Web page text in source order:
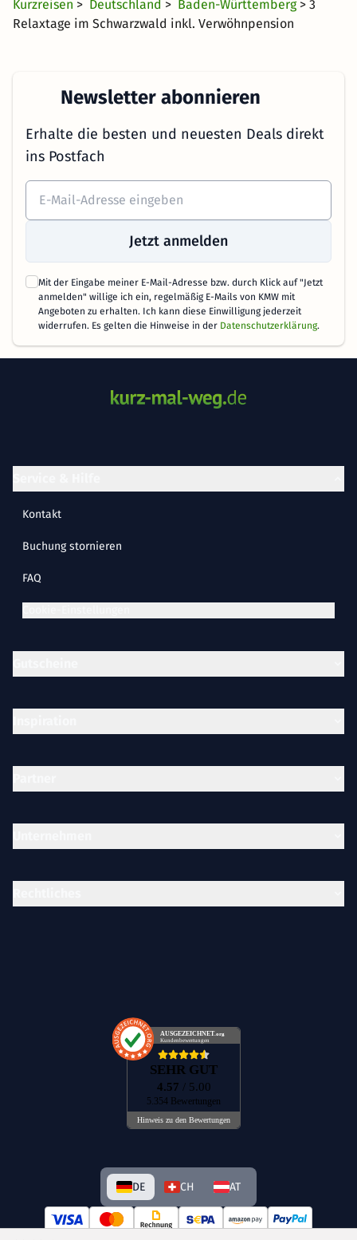
Kurzreisen > Deutschland > Baden-Württemberg > 3
Relaxtage im Schwarzwald inkl. Verwöhnpension
Newsletter abonnieren
Erhalte die besten und neuesten Deals direkt
ins Postfach
Jetzt anmelden
Mit der Eingabe meiner E-Mail-Adresse bzw. durch Klick auf "Jetzt
anmelden" willige ich ein, regelmäßig E-Mails von KMW mit
Angeboten zu erhalten. Ich kann diese Einwilligung jederzeit
widerrufen. Es gelten die Hinweise in der Datenschutzerklärung.
AUSGEZEICHNET.org
Kundenbewertungen
SEHR GUT
4.57 / 5.00
5.354 Bewertungen
Hinweis zu den Bewertungen
Kontakt
Buchung stornieren
FAQ
DE CH AT